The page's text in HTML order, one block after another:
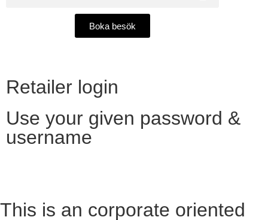
Boka besök
Retailer login
Use your given password &
username
This is an corporate oriented